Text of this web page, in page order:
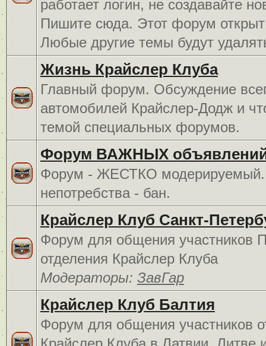
работает логин, не создавайте
Пишите сюда. Этот форум открыт
Любые другие темы будут
Жизнь Крайслер Клуба
Главный форум. Обсуждение
автомобилей Крайслер-Додж и
темой специальных форумов.
Форум ВАЖНЫХ
Форум - ЖЕСТКО
непотребства - бан.
Крайслер Клуб Санкт-
Форум для общения участников
отделения Крайслер Клуба
Модераторы: ЗавГар
Крайслер Клуб Балтия
Форум для общения участников